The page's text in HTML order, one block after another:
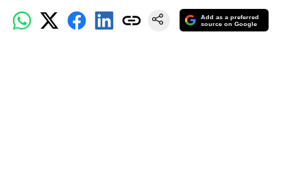
Add as a preferred
source on Google